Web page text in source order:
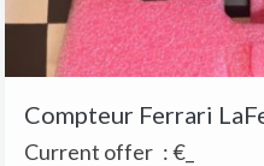
Compteur Ferrari
Current offer :€_